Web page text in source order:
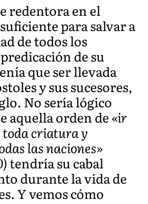
redentora en el
para salvar a
de todos los
de su
que ser llevada
y sus sucesores,
No sería lógico
aquella orden de«ir
toda criatura y
las naciones»
tendría su cabal
durante la vida de
Y vemos cómo